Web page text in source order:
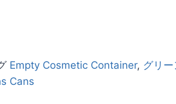
Empty Cosmetic Container, グリ
Cans